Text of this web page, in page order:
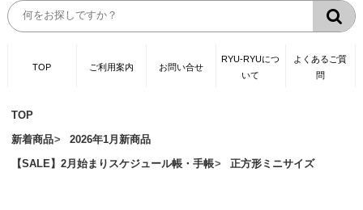
TOP ご利用案内 お問い合せ
RYU-RYUにつ
いて
よくあるご質
問
TOP
新着商品
2026年1月新商品
【SALE】2月始まりスケジュール帳・手帳
正方形ミニサイズ